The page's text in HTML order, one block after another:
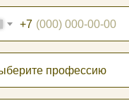
+7